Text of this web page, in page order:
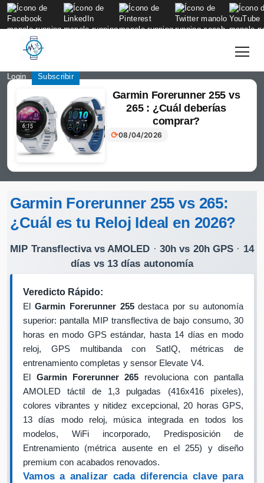
to
content
Login Subscribir
Garmin Forerunner 255 vs
265 : ¿Cuál deberías
comprar?
⟳08/04/2026
Garmin Forerunner 255 vs 265:
¿Cuál es tu Reloj Ideal en 2026?
MIP Transflectiva vs AMOLED · 30h vs 20h GPS · 14
días vs 13 días autonomía
Veredicto Rápido:
El Garmin Forerunner 255destaca por su autonomía
superior: pantalla MIP transflectiva de bajo consumo, 30
horas en modo GPS estándar, hasta 14 días en modo
reloj, GPS multibanda con SatIQ, métricas de
entrenamiento completas y sensor Elevate V4.
El Garmin Forerunner 265 revoluciona con pantalla
AMOLED táctil de 1,3 pulgadas (416x416 píxeles),
colores vibrantes y nitidez excepcional, 20 horas GPS,
13 días modo reloj, música integrada en todos los
modelos, WiFi incorporado, Predisposición de
Entrenamiento (métrica ausente en el 255) y diseño
premium con acabados renovados.
Vamos a analizar cada diferencia clave para